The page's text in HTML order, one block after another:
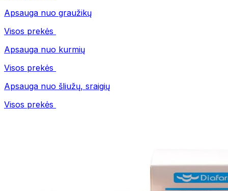
Apsauga nuo graužikų
Visos prekės
Apsauga nuo kurmių
Visos prekės
Apsauga nuo šliužų, sraigių
Visos prekės